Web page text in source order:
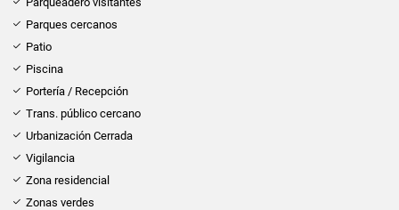
Parques cercanos
Patio
Piscina
Portería / Recepción
Trans. público cercano
Urbanización Cerrada
Vigilancia
Zona residencial
Zonas verdes